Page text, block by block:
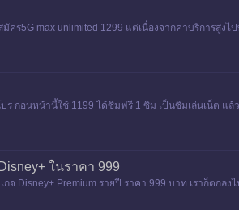
คร5G max unlimited 1299 แต่เนื่องจากค่าบริการสูง
ก่อนหน้านี้ใช้ 1199 ได้ซิมฟรี 1 ซิม เป็นซิมเล่นเน็ต แล้
ในราคา 999
จ Disney+ Premium รายปี ราคา 999 บาท เราก็ตกล